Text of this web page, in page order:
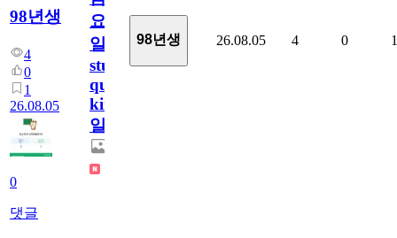
98년생
4
0
1
26.08.05
0
댓글
요
일/English
study
quiz
king773
일
98년생 26.08.05 4 0 1